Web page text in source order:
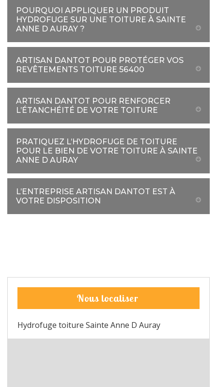
POURQUOI APPLIQUER UN PRODUIT
HYDROFUGE SUR UNE TOITURE À SAINTE
ANNE D AURAY ?
ARTISAN DANTOT POUR PROTÉGER VOS
REVÊTEMENTS TOITURE 56400
ARTISAN DANTOT POUR RENFORCER
L’ÉTANCHÉITÉ DE VOTRE TOITURE
PRATIQUEZ L’HYDROFUGE DE TOITURE
POUR LE BIEN DE VOTRE TOITURE À SAINTE
ANNE D AURAY
L’ENTREPRISE ARTISAN DANTOT EST À
VOTRE DISPOSITION
Nous localiser
Hydrofuge toiture Sainte Anne D Auray